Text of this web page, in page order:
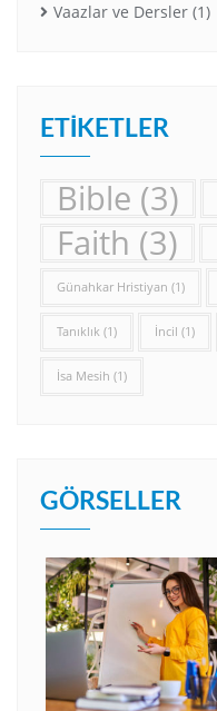
Vaazlar ve Dersler (1)
ETIKETLER
Bible (3)
Faith (3)
Günahkar Hristiyan (1)
Tanıklık (1) İncil (1)
İsa Mesih (1)
GÖRSELLER